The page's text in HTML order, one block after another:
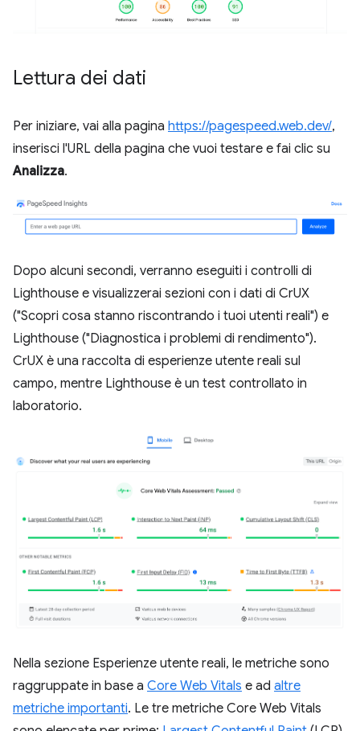
Lettura dei dati
Per iniziare, vai alla pagina https://pagespeed.web.dev/,
inserisci l'URL della pagina che vuoi testare e fai clic su
Analizza.
Dopo alcuni secondi, verranno eseguiti i controlli di
Lighthouse e visualizzerai sezioni con i dati di CrUX
("Scopri cosa stanno riscontrando i tuoi utenti reali") e
Lighthouse ("Diagnostica i problemi di rendimento").
CrUX è una raccolta di esperienze utente reali sul
campo, mentre Lighthouse è un test controllato in
laboratorio.
Nella sezione Esperienze utente reali, le metriche sono
raggruppate in base a Core Web Vitals e ad altre
metriche importanti. Le tre metriche Core Web Vitals